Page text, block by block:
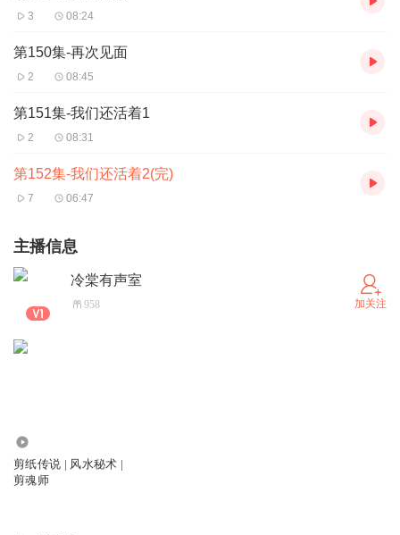
3 08:24
第150集-再次见面
2 08:45
第151集-我们还活着1
2 08:31
第152集-我们还活着2(完)
7 06:47
主播信息
冷棠有声室
958 加关注
剪纸传说 | 风水秘术 |
剪魂师